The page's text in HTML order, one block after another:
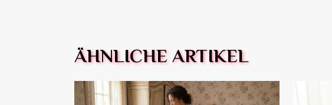
ÄHNLICHE ARTIKEL